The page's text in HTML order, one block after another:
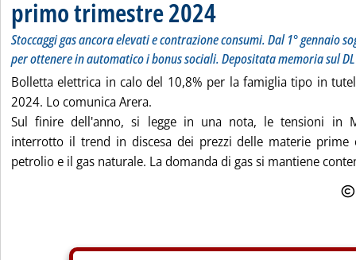
primo trimestre 2024
Stoccaggi gas ancora elevati e contrazione consumi. Dal 1° gennaio
per ottenere in automatico i bonus sociali. Depositata memoria sul
Bolletta elettrica in calo del 10,8% per la famiglia tipo in
2024. Lo comunica Arera.
Sul finire dell'anno, si legge in una nota, le tensioni in
interrotto il trend in discesa dei prezzi delle materie prime
petrolio e il gas naturale. La domanda di gas si mantiene